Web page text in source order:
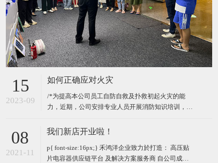
15
2023-09
如何正确应对火灾
/*为提高本公司员工自防自救及扑救初起火灾的能
力，近期，公司安排专业人员开展消防知识培训，手
08
2021-11
我们新店开业啦！
p{ font-size:16px;} 禾鸿洋企业致力於打造： 高压贴
片电容器供应链平台 及解决方案服务商 自公司成立